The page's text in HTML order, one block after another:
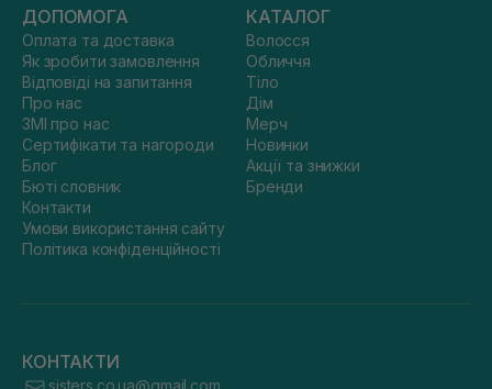
ДОПОМОГА
Оплата та доставка
Як зробити замовлення
Відповіді на запитання
Про нас
ЗМІ про нас
Сертифікати та нагороди
Блог
Бюті словник
Контакти
Умови використання сайту
Політика конфіденційності
КАТАЛОГ
Волосся
Обличчя
Тіло
Дім
Мерч
Новинки
Акції та знижки
Бренди
КОНТАКТИ
sisters.co.ua@gmail.com